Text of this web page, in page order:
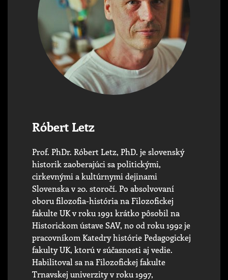
Róbert Letz
Prof. PhDr. Róbert Letz, PhD. je slovenský
historik zaoberajúci sa politickými,
cirkevnými a kultúrnymi dejinami
Slovenska v 20. storočí. Po absolvovaní
oboru filozofia-história na Filozofickej
fakulte UK v roku 1991 krátko pôsobil na
Historickom ústave SAV, no od roku 1992 je
pracovníkom Katedry histórie Pedagogickej
fakulty UK, ktorú v súčasnosti aj vedie.
Habilitoval sa na Filozofickej fakulte
Trnavskej univerzity v roku 1997,